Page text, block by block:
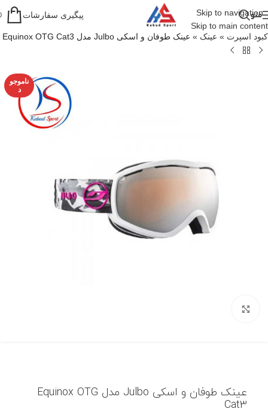
Skip to navigation
Skip to main content
منو پیگیری سفارشات
کبود اسپرت » عینک » عینک طوفان و اسکی Julbo مدل Equinox OTG Cat3
ناموجو
د
عینک طوفان و اسکی Julbo مدل Equinox OTG
Cat3